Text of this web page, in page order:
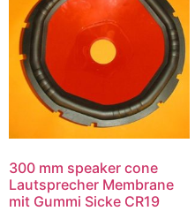
300 mm speaker cone
Lautsprecher Membrane
mit Gummi Sicke CR19